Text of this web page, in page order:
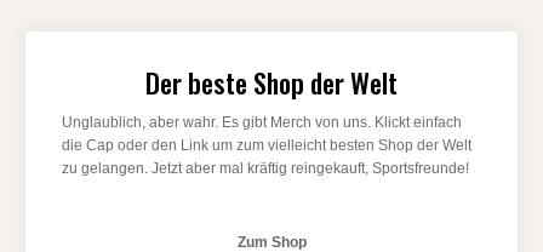
Der beste Shop der Welt
Unglaublich, aber wahr. Es gibt Merch von uns. Klickt einfach
die Cap oder den Link um zum vielleicht besten Shop der Welt
zu gelangen. Jetzt aber mal kräftig reingekauft, Sportsfreunde!
Zum Shop